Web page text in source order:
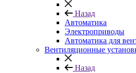
Назад
Автоматика
Электроприводы
Автоматика для
Вентиляционные
Назад